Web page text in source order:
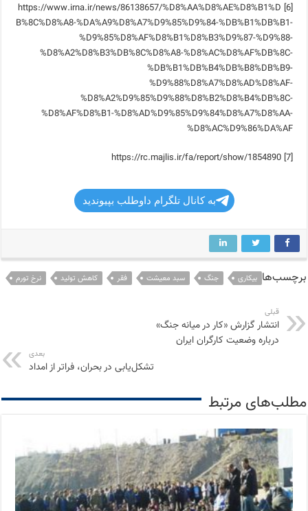
[6] https://www.irna.ir/news/86138657/%D8%AA%D8%AE%D8%B1%D
B%8C%D8%A8-%DA%A9%D8%A7%D9%85%D9%84-%DB%B1%DB%B1-
%D9%85%D8%AF%D8%B1%D8%B3%D9%87-%D9%88-
%D8%A2%D8%B3%DB%8C%D8%A8-%D8%AC%D8%AF%DB%8C-
%DB%B1%DB%B4%DB%B8%DB%B9-
%D9%88%D8%A7%D8%AD%D8%AF-
%D8%A2%D9%85%D9%88%D8%B2%D8%B4%DB%8C-
%D8%AF%D8%B1-%D8%AD%D9%85%D9%84%D8%A7%D8%AA-
%D8%AC%D9%86%DA%AF
[7] https://rc.majlis.ir/fa/report/show/1854890
به کانال تلگرام داوطلب بپیوندید
برچسب‌ها بیکاری جنگ سبد معیشت فقر کاهش تولید نرخ تورم
قبلی
انتشار گزارش «کار در میانه جنگ»
درباره وضعیت کارگران ایران
بعدی
تشکل‌‌یابی ‌در‌ بحران، فراتر ‌از‌ امداد
مطلب‌های مرتبط